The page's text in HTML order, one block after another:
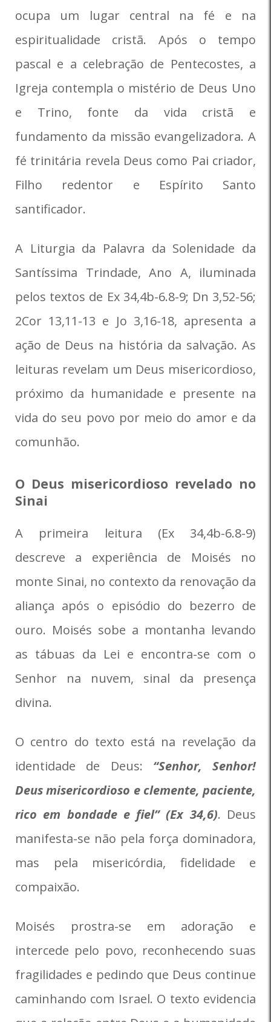
ocupa um lugar central na fé e na
espiritualidade cristã. Após o tempo
pascal e a celebração de Pentecostes, a
Igreja contempla o mistério de Deus Uno
e Trino, fonte da vida cristã e
fundamento da missão evangelizadora. A
fé trinitária revela Deus como Pai criador,
Filho redentor e Espírito Santo
santificador.
A Liturgia da Palavra da Solenidade da
Santíssima Trindade, Ano A, iluminada
pelos textos de Ex 34,4b-6.8-9; Dn 3,52-56;
2Cor 13,11-13 e Jo 3,16-18, apresenta a
ação de Deus na história da salvação. As
leituras revelam um Deus misericordioso,
próximo da humanidade e presente na
vida do seu povo por meio do amor e da
comunhão.
O Deus misericordioso revelado no
Sinai
A primeira leitura (Ex 34,4b-6.8-9)
descreve a experiência de Moisés no
monte Sinai, no contexto da renovação da
aliança após o episódio do bezerro de
ouro. Moisés sobe a montanha levando
as tábuas da Lei e encontra-se com o
Senhor na nuvem, sinal da presença
divina.
O centro do texto está na revelação da
identidade de Deus: “Senhor, Senhor!
Deus misericordioso e clemente, paciente,
rico em bondade e fiel” (Ex 34,6). Deus
manifesta-se não pela força dominadora,
mas pela misericórdia, fidelidade e
compaixão.
Moisés prostra-se em adoração e
intercede pelo povo, reconhecendo suas
fragilidades e pedindo que Deus continue
caminhando com Israel. O texto evidencia